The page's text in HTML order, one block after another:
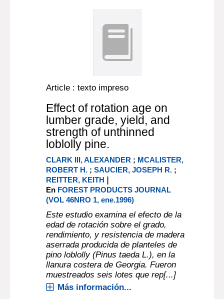
Article : texto impreso
Effect of rotation age on
lumber grade, yield, and
strength of unthinned
loblolly pine.
CLARK III, ALEXANDER ; MCALISTER,
ROBERT H. ;SAUCIER, JOSEPH R. ;
REITTER, KEITH |
En FOREST PRODUCTS JOURNAL
(VOL 46NRO 1, ene.1996)
Este estudio examina el efecto de la
edad de rotación sobre el grado,
rendimiento, y resistencia de madera
aserrada producida de planteles de
pino loblolly (Pinus taeda L.), en la
llanura costera de Georgia. Fueron
muestreados seis lotes que rep[...]
Más información...